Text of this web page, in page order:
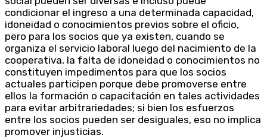
condicionar el ingreso a una determinada capacidad,
idoneidad o conocimientos previos sobre el oficio,
pero para los socios que ya existen, cuando se
organiza el servicio laboral luego del nacimiento de la
cooperativa, la falta de idoneidad o conocimientos no
constituyen impedimentos para que los socios
actuales participen porque debe promoverse entre
ellos la formación o capacitación en tales actividades
para evitar arbitrariedades; si bien los esfuerzos
entre los socios pueden ser desiguales, eso no implica
promover injusticias.